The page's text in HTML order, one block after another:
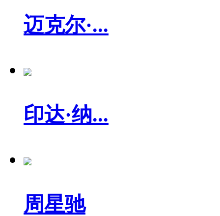
迈克尔·...
印达·纳...
周星驰